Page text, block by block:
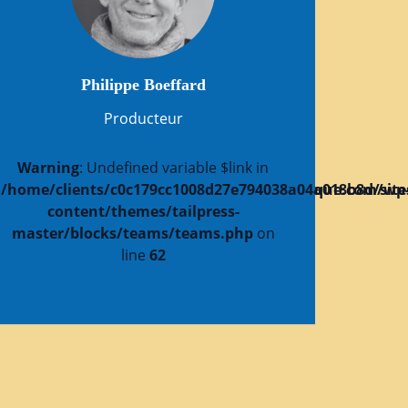
wp-
sites/festivalfictiondocumentairepolitique.com/
Philippe Boeffard
Producteur
Warning: Undefined variable $link in
/home/clients/
content/themes/tailpress-
master/blocks/teams/teams.phpon
line 62